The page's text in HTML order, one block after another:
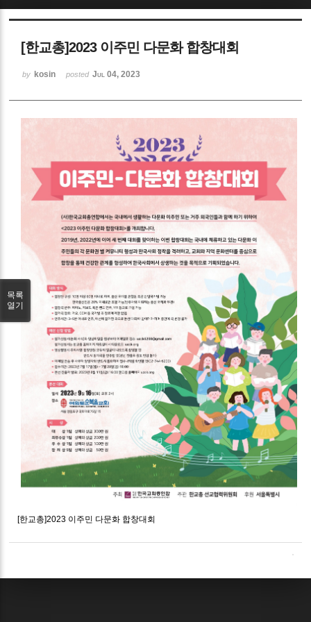
[한교총]2023 이주민 다문화 합창대회
by kosin posted Jul 04, 2023
[한교총]2023 이주민 다문화 합창대회
목록
열기
Sketchbook5, 스케치북5
Sketchbook5, 스케치북5